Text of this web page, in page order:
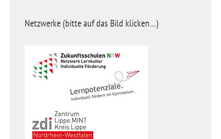
Netzwerke (bitte auf das Bild klicken…)